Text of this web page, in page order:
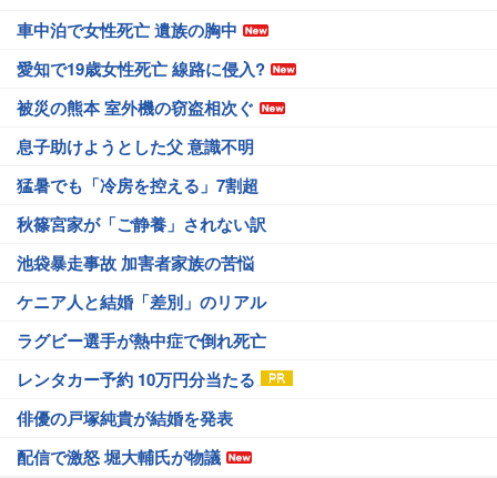
車中泊で女性死亡 遺族の胸中
愛知で19歳女性死亡 線路に侵入?
被災の熊本 室外機の窃盗相次ぐ
息子助けようとした父 意識不明
猛暑でも「冷房を控える」7割超
秋篠宮家が「ご静養」されない訳
池袋暴走事故 加害者家族の苦悩
ケニア人と結婚「差別」のリアル
ラグビー選手が熱中症で倒れ死亡
レンタカー予約 10万円分当たる
俳優の戸塚純貴が結婚を発表
配信で激怒 堀大輔氏が物議